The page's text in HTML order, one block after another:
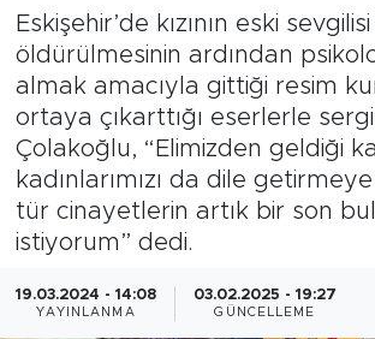
Eskişehir’de kızının eski
öldürülmesinin ardından
almak amacıyla gittiği resim
ortaya çıkarttığı eserlerle
Çolakoğlu, “Elimizden geldiği
kadınlarımızı da dile
tür cinayetlerin artık bir son
istiyorum” dedi.
19.03.2024 - 14:08
YAYINLANMA
03.02.2025 - 19:27
GÜNCELLEME
Sağlık
Ekonomi
Eğitim
Sanat
Tüm Manşetler
Son Dakika Haberleri
Haber Arşivi